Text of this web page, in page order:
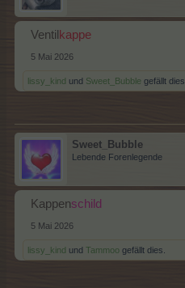
Ventil kappe
5 Mai 2026
lissy_kind und Sweet_Bubble gefällt dies.
Sweet_Bubble
Lebende Forenlegende
Kappenschild
5 Mai 2026
lissy_kind und Tammoo gefällt dies.